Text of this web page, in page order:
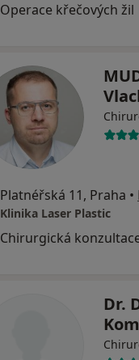
Operace křečových žil
Platnéřská 11, Praha •
Klinika Laser Plastic
Chirurgická
Dr.